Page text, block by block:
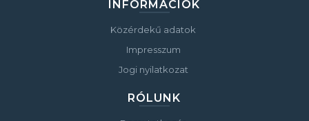
INFORMÁCIÓK
Közérdekű adatok
Impresszum
Jogi nyilatkozat
RÓLUNK